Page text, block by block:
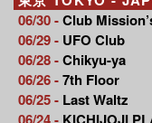
06/30 -Club
06/29 - UFO Club
06/28 -Chikyu-ya
06/26 -7th Floor
06/25 - Last Waltz